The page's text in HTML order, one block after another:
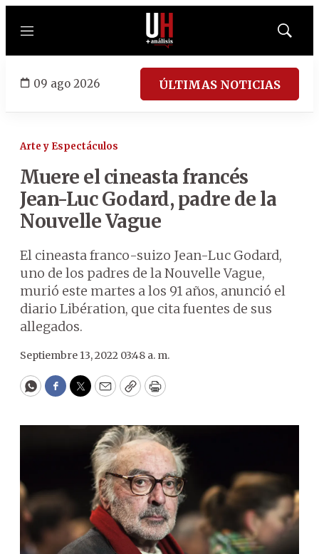
Menú
Mostrar
09 ago 2026 ÚLTIMAS NOTICIAS
Arte y Espectáculos
Muere el cineasta francés
Jean-Luc Godard, padre de la
Nouvelle Vague
El cineasta franco-suizo Jean-Luc Godard,
uno de los padres de la Nouvelle Vague,
murió este martes a los 91 años, anunció el
diario Libération, que cita fuentes de sus
allegados.
Septiembre 13, 2022 03:48 a. m.
WhatsApp
Facebook
Twitter
EmailCopyPrint